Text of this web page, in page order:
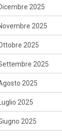
2025
2025
2025
2025
2025
Luglio 2025
2025